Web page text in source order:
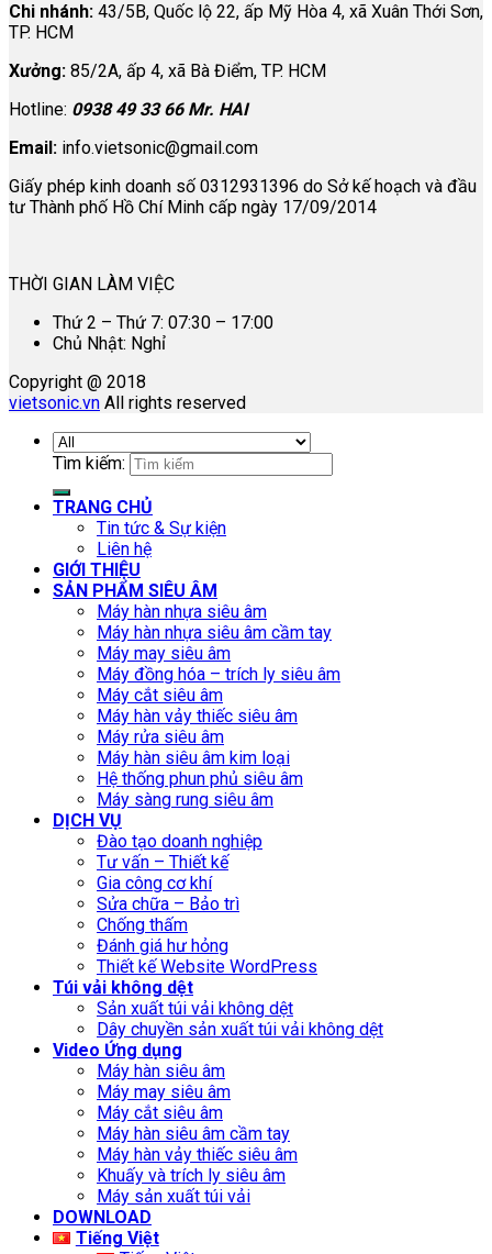
Chi nhánh: 43/5B, Quốc lộ 22, ấp Mỹ Hòa 4, xã Xuân Thới Sơn,
TP. HCM
Xưởng: 85/2A, ấp 4, xã Bà Điểm, TP. HCM
Hotline: 0938 49 33 66 Mr. HAI
Email: info.vietsonic@gmail.com
Giấy phép kinh doanh số 0312931396 do Sở kế hoạch và đầu
tư Thành phố Hồ Chí Minh cấp ngày 17/09/2014
THỜI GIAN LÀM VIỆC
Thứ 2 – Thứ 7: 07:30 – 17:00
Chủ Nhật: Nghỉ
Copyright @ 2018
vietsonic.vn All rights reserved
Tìm kiếm:
TRANG CHỦ
Tin tức & Sự kiện
Liên hệ
GIỚI THIỆU
SẢN PHẨM SIÊU ÂM
Máy hàn nhựa siêu âm
Máy hàn nhựa siêu âm cầm tay
Máy may siêu âm
Máy đồng hóa – trích ly siêu âm
Máy cắt siêu âm
Máy hàn vảy thiếc siêu âm
Máy rửa siêu âm
Máy hàn siêu âm kim loại
Hệ thống phun phủ siêu âm
Máy sàng rung siêu âm
DỊCH VỤ
Đào tạo doanh nghiệp
Tư vấn – Thiết kế
Gia công cơ khí
Sửa chữa – Bảo trì
Chống thấm
Đánh giá hư hỏng
Thiết kế Website WordPress
Túi vải không dệt
Sản xuất túi vải không dệt
Dây chuyền sản xuất túi vải không dệt
Video Ứng dụng
Máy hàn siêu âm
Máy may siêu âm
Máy cắt siêu âm
Máy hàn siêu âm cầm tay
Máy hàn vảy thiếc siêu âm
Khuấy và trích ly siêu âm
Máy sản xuất túi vải
DOWNLOAD
Tiếng Việt